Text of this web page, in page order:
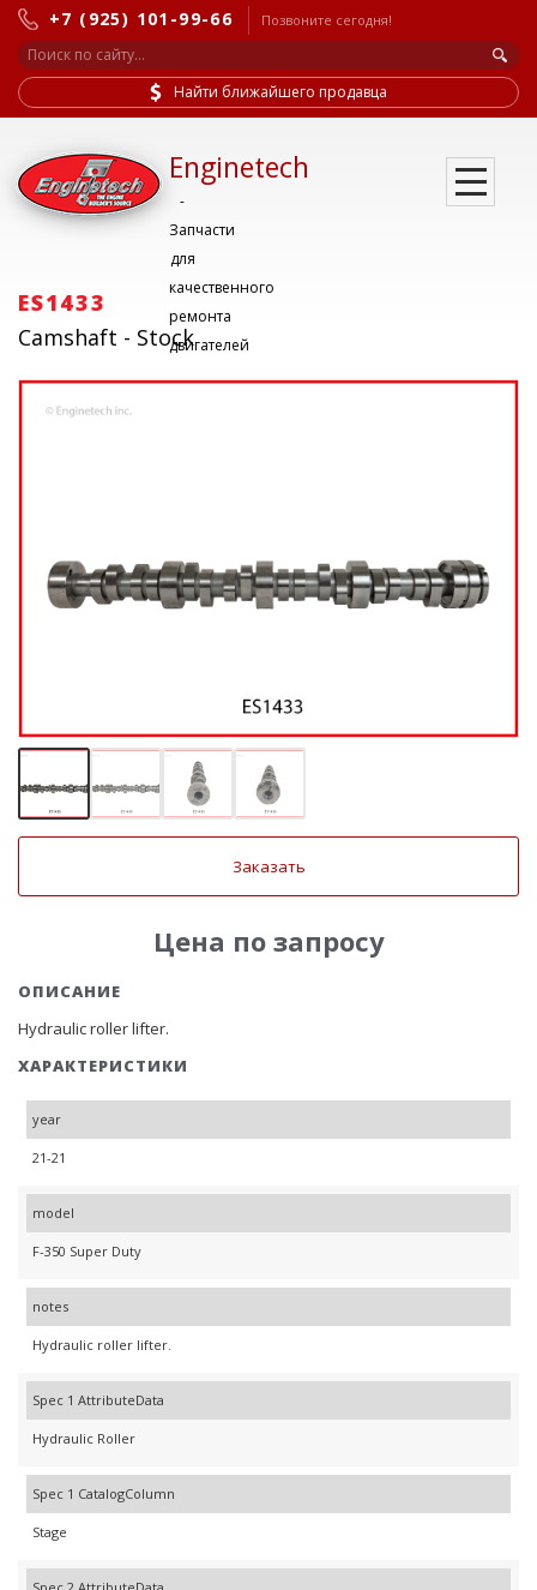
+7 (925) 101-99-66 Позвоните сегодня!
Найти ближайшего продавца
Enginetech
-
Запчасти
для
качественного
ремонта
двигателей
ES1433
Camshaft - Stock
Заказать
Цена по запросу
ОПИСАНИЕ
Hydraulic roller lifter.
ХАРАКТЕРИСТИКИ
year
21-21
model
F-350 Super Duty
notes
Hydraulic roller lifter.
Spec 1 AttributeData
Hydraulic Roller
Spec 1 CatalogColumn
Stage